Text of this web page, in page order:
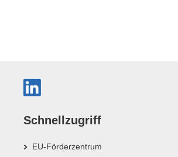
Schnellzugriff
EU-Förderzentrum